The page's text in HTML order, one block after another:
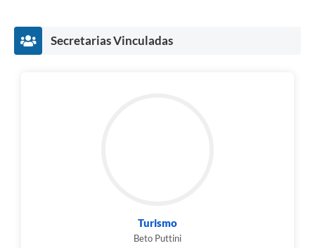
Secretarias Vinculadas
Turismo
Beto Puttini